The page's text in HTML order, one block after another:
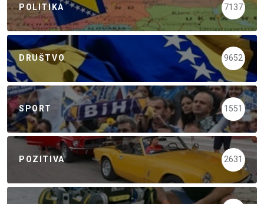
POLITIKA 7137
DRUŠTVO 9652
SPORT 1551
POZITIVA 2631